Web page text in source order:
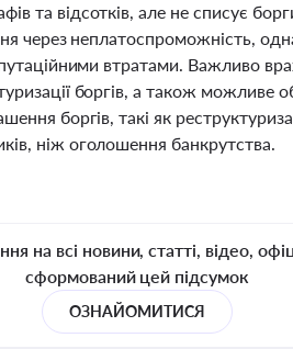
та відсотків, але не списує
через неплатоспроможність,
втратами. Важливо
боргів, а також
боргів, такі як
ніж оголошення банкрутства.
на всі новини, статті, відео,
сформований цей підсумок
ОЗНАЙОМИТИСЯ